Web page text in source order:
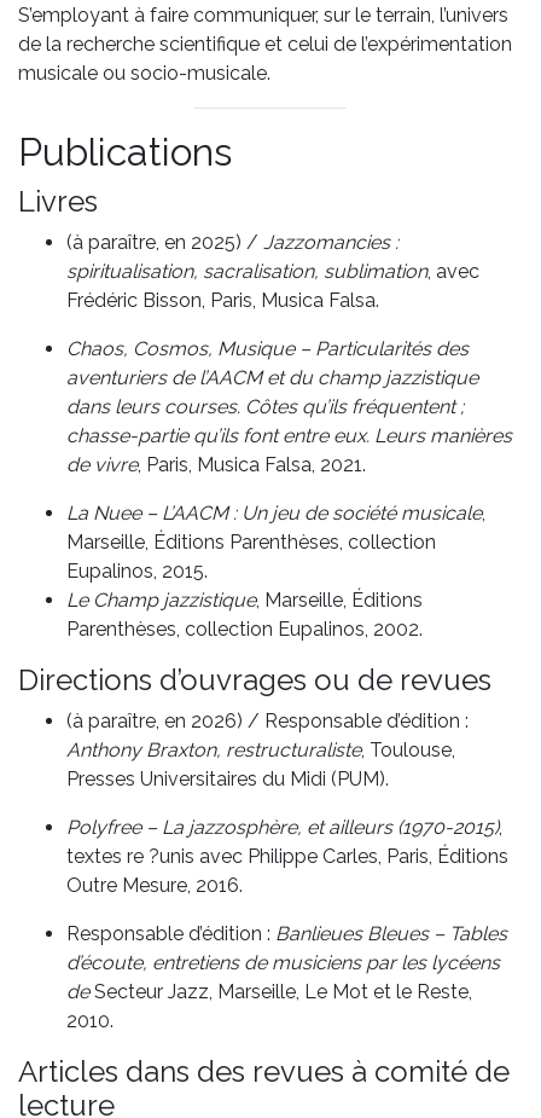
S’employant à faire communiquer, sur le terrain, l’univers
de la recherche scientifique et celui de l’expérimentation
musicale ou socio-musicale.
Publications
Livres
(à paraître, en 2025) / Jazzomancies :
spiritualisation, sacralisation, sublimation, avec
Frédéric Bisson, Paris, Musica Falsa.
Chaos, Cosmos, Musique – Particularités des
aventuriers de l’AACM et du champ jazzistique
dans leurs courses. Côtes qu’ils fréquentent ;
chasse-partie qu’ils font entre eux. Leurs manières
de vivre, Paris, Musica Falsa, 2021.
La Nuee – L’AACM : Un jeu de société musicale,
Marseille, Éditions Parenthèses, collection
Eupalinos, 2015.
Le Champ jazzistique, Marseille, Éditions
Parenthèses, collection Eupalinos, 2002.
Directions d’ouvrages ou de revues
(à paraître, en 2026) / Responsable d’édition :
Anthony Braxton, restructuraliste, Toulouse,
Presses Universitaires du Midi (PUM).
Polyfree – La jazzosphère, et ailleurs (1970-2015),
textes re ?unis avec Philippe Carles, Paris, Éditions
Outre Mesure, 2016.
Responsable d’édition : Banlieues Bleues – Tables
d’écoute, entretiens de musiciens par les lycéens
deSecteur Jazz, Marseille, Le Mot et le Reste,
2010.
Articles dans des revues à comité de
lecture